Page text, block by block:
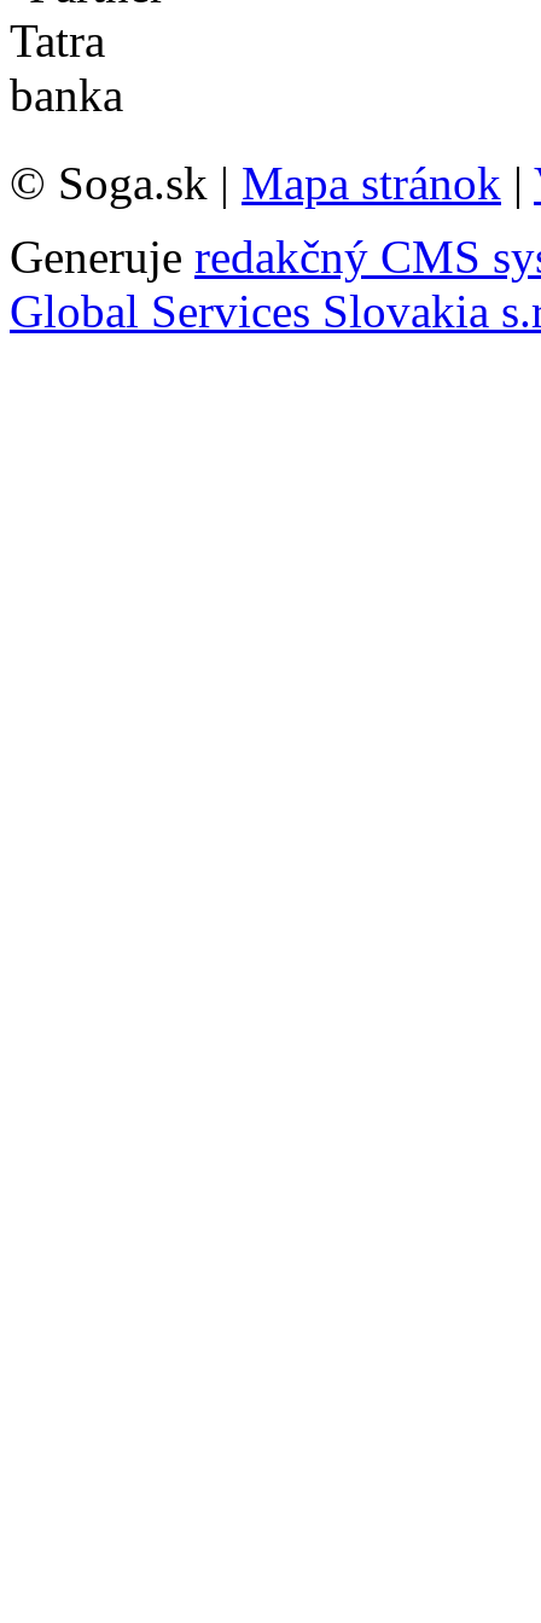
© Soga.sk | Mapa stránok |
Generuje redakčný CMS
Global Services Slovakia